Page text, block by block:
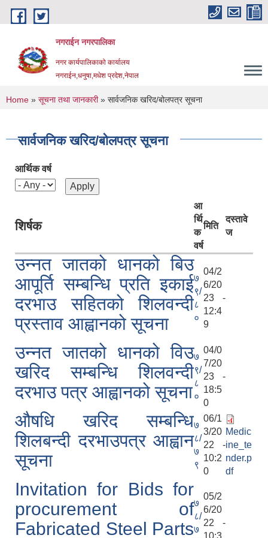
Skip to main content
नगराईन नगरपालिका
नगर कार्यपालिकाको कार्यालय
नगराईन,धनुषा,मधेश प्रदेश,नेपाल
You are here
Home » सूचना तथा जानकारी» सार्वजनिक खरिद/बोलपत्र सूचना
सार्वजनिक खरिद/बोलपत्र सूचना
आर्थिक वर्ष
शिर्षक
आ
र्थि
क
वर्ष
मिति
दस्तावे
ज
उन्नत जातको धानको बिउ
आपूर्ति सम्बन्धि प्रति इकाई
दरभाउ सहितको शिलवन्दी
प्रस्ताव आह्वानको सूचना
७
९/
८
०
04/2
6/20
23 -
12:4
9
उन्नत जातको धानको विउ
खरिद सम्बन्धि शिलवन्दी
दरभाउ पत्र आह्वानको सूचना
७
९/
८
०
04/0
7/20
23 -
18:5
0
औषधि खरिद सम्बन्धि
शिलबन्दी दरभाउपत्र आह्वान
सूचना
७
८/
७
९
06/1
3/20
22 -
10:2
0
Medic
ine_te
nder.p
df
Invitation for Bids for
procurement of
Fabricated Steel Parts
७
८/
७
05/2
6/20
22 -
10:3